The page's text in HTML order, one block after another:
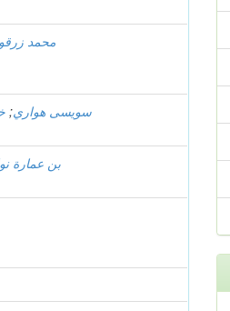
محمد
سويسى هواري;
بن عمارة